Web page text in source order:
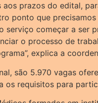
prazos do edital,
ponto que
serviço começar a ser
o processo de
explica a
são 5.970 vagas
os requisitos para